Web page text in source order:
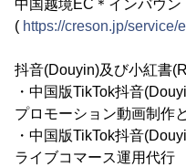
中国越境EC＊インバウン
( https://creson.jp/service/
抖音(Douyin)及び小紅書
・中国版TikTok抖音
プロモーション動画制作
・中国版TikTok抖音
ライブコマース運用代行